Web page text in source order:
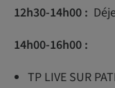
12h30-14h00 :
14h00-16h00 :
TP LIVE SUR